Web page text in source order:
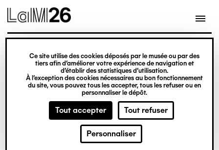
Gestion des cookies
Ce site utilise des cookies déposés par le musée ou par des
tiers afin d’améliorer votre expérience de navigation et
d’établir des statistiques d’utilisation.
À l’exception des cookies nécessaires au bon fonctionnement
du site, vous pouvez tous les accepter, tous les refuser ou en
personnaliser le dépôt.
Tout accepter Tout refuser
Personnaliser
contenu